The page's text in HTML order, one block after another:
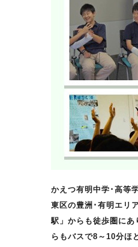
かえつ有明中学･高等
東区の豊洲･有明エリ
駅」からも徒歩圏に
らもバスで8～10分ほ